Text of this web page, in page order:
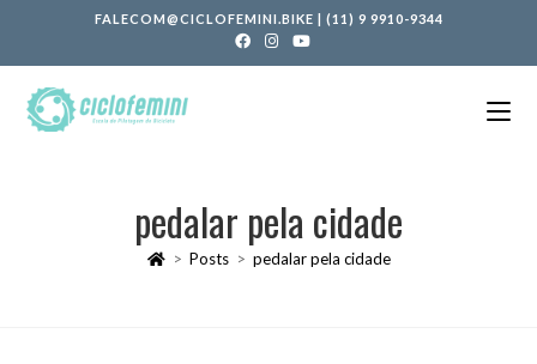
FALECOM@CICLOFEMINI.BIKE | (11) 9 9910-9344
pedalar pela cidade
> Posts > pedalar pela cidade